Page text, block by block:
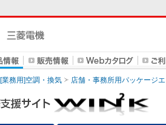
[業務用]空調・換気 店舗・事務所用パッケージ